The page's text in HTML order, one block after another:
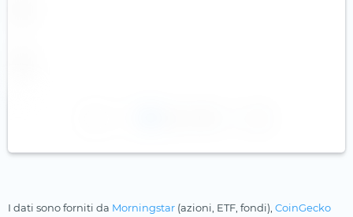
I dati sono forniti da Morningstar (azioni, ETF, fondi), CoinGecko